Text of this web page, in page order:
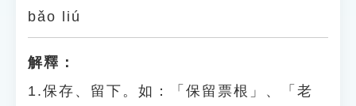
bǎo liú
解釋：
1.保存、留下。如：「保留票根」、「老